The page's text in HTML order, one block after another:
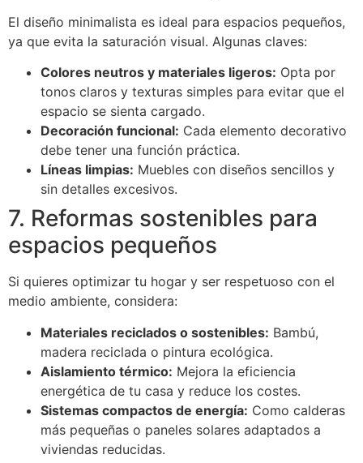
El diseño minimalista es ideal para espacios pequeños,
ya que evita la saturación visual. Algunas claves:
Colores neutros y materiales ligeros: Opta por
tonos claros y texturas simples para evitar que el
espacio se sienta cargado.
Decoración funcional: Cada elemento decorativo
debe tener una función práctica.
Líneas limpias: Muebles con diseños sencillos y
sin detalles excesivos.
7. Reformas sostenibles para
espacios pequeños
Si quieres optimizar tu hogar y ser respetuoso con el
medio ambiente, considera:
Materiales reciclados o sostenibles: Bambú,
madera reciclada o pintura ecológica.
Aislamiento térmico: Mejora la eficiencia
energética de tu casa y reduce los costes.
Sistemas compactos de energía: Como calderas
más pequeñas o paneles solares adaptados a
viviendas reducidas.